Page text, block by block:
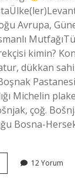
Avrupa,
kimin?
dükkan
Michelin
çoğ.
Bosna-
12 Yorum